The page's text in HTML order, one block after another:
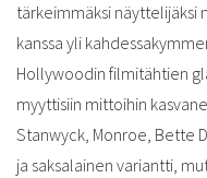
tärkeimmäksi näyttelijäksi
kanssa yli
Hollywoodin filmitähtien
myyttisiin mittoihin
Stanwyck, Monroe, Bette
ja saksalainen variantti,